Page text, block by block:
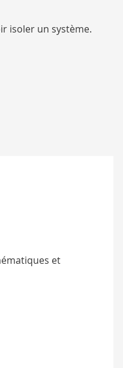
isoler un système.
et